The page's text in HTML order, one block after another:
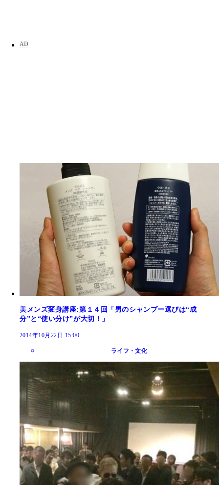
美メンズ変身講座:第１４回「男のシャンプー選びは“成
分”と“使い分け”が大切！」
2014年10月22日 15:00
ライフ・文化